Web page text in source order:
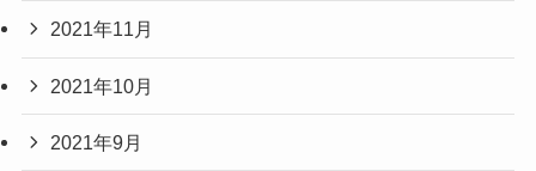
2021年11月
2021年10月
2021年9月